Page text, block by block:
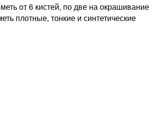
от 6 кистей, по две на окрашивание
плотные, тонкие и синтетические